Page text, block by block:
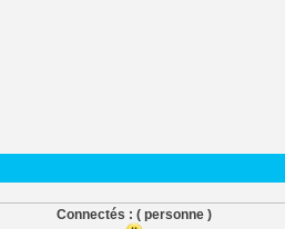
Connectés : ( personne )